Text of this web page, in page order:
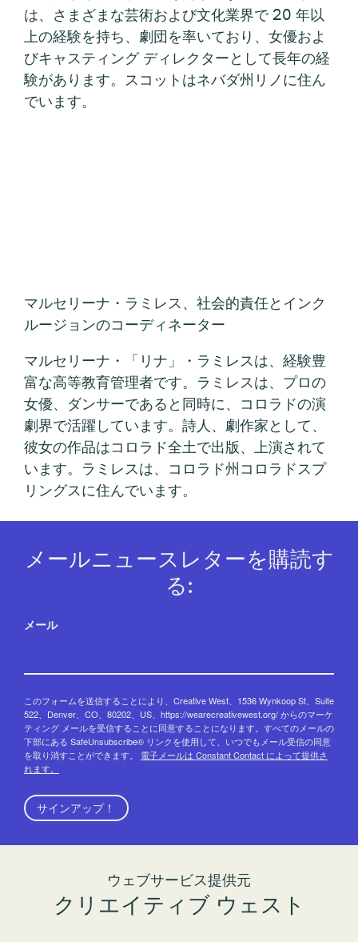
は、さまざまな芸術および文化業界で 20 年以
上の経験を持ち、劇団を率いており、女優およ
びキャスティング ディレクターとして長年の経
験があります。スコットはネバダ州リノに住ん
でいます。
マルセリーナ・ラミレス、社会的責任とインク
ルージョンのコーディネーター
マルセリーナ・「リナ」・ラミレスは、経験豊
富な高等教育管理者です。ラミレスは、プロの
女優、ダンサーであると同時に、コロラドの演
劇界で活躍しています。詩人、劇作家として、
彼女の作品はコロラド全土で出版、上演されて
います。ラミレスは、コロラド州コロラドスプ
リングスに住んでいます。
メールニュースレターを購読す
る:
メール
このフォームを送信することにより、Creative West、1536 Wynkoop St、Suite
522、Denver、CO、80202、US、https://wearecreativewest.org/ からのマーケ
ティング メールを受信することに同意することになります。すべてのメールの
下部にある SafeUnsubscribe® リンクを使用して、いつでもメール受信の同意
を取り消すことができます。 電子メールは Constant Contact によって提供さ
れます。
サインアップ！
ウェブサービス提供元
クリエイティブ ウェスト